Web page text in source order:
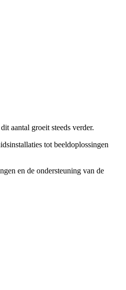
aantal groeit steeds verder.
tot beeldoplossingen
en de ondersteuning van de